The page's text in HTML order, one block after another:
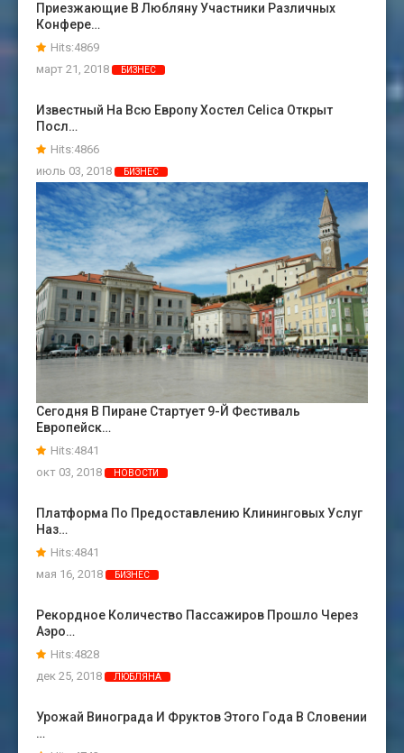
Приезжающие В Любляну Участники Различных
Конфере…
Hits:4869
март 21, 2018
БИЗНЕС
Известный На Всю Европу Хостел Celica Открыт
Посл…
Hits:4866
июль 03, 2018
БИЗНЕС
Сегодня В Пиране Стартует 9-Й Фестиваль
Европейск…
Hits:4841
окт 03, 2018
НОВОСТИ
Платформа По Предоставлению Клининговых Услуг
Наз…
Hits:4841
мая 16, 2018
БИЗНЕС
Рекордное Количество Пассажиров Прошло Через
Аэро…
Hits:4828
дек 25, 2018
ЛЮБЛЯНА
Урожай Винограда И Фруктов Этого Года В Словении
…